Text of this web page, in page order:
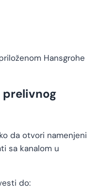
Hansgrohe
da otvori namenjeni
sa kanalom u
do: